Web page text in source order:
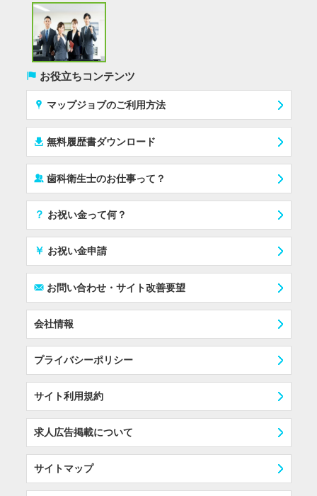
( お役立ちコンテンツ
x マップジョブのご利用方法
í 無料履歴書ダウンロード
‰歯科衛生士のお仕事って？
？ お祝い金って何？
￥ お祝い金申請
Fお問い合わせ・サイト改善要望
会社情報
プライバシーポリシー
サイト利用規約
求人広告掲載について
サイトマップ